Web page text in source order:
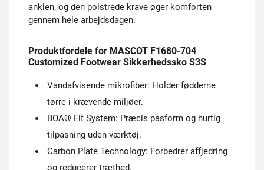
anklen, og den polstrede krave øger komforten
gennem hele arbejdsdagen.
Produktfordele for MASCOT F1680-704
Customized Footwear Sikkerhedssko S3S
Vandafvisende mikrofiber: Holder fødderne
tørre i krævende miljøer.
BOA® Fit System: Præcis pasform og hurtig
tilpasning uden værktøj.
Carbon Plate Technology: Forbedrer affjedring
og reducerer træthed.